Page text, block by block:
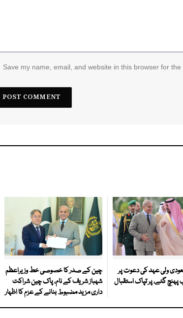
Save my name, email, and website in this browser for the
ولی عہد کی دعوت پر
گئے، پر تپاک استقبال
چین کے صدر کا خصوصی خط وزیراعظم
شہباز شریف کے نام، پاک چین شراکت
داری مزید مضبوط بنانے کے عزم کا اظہار